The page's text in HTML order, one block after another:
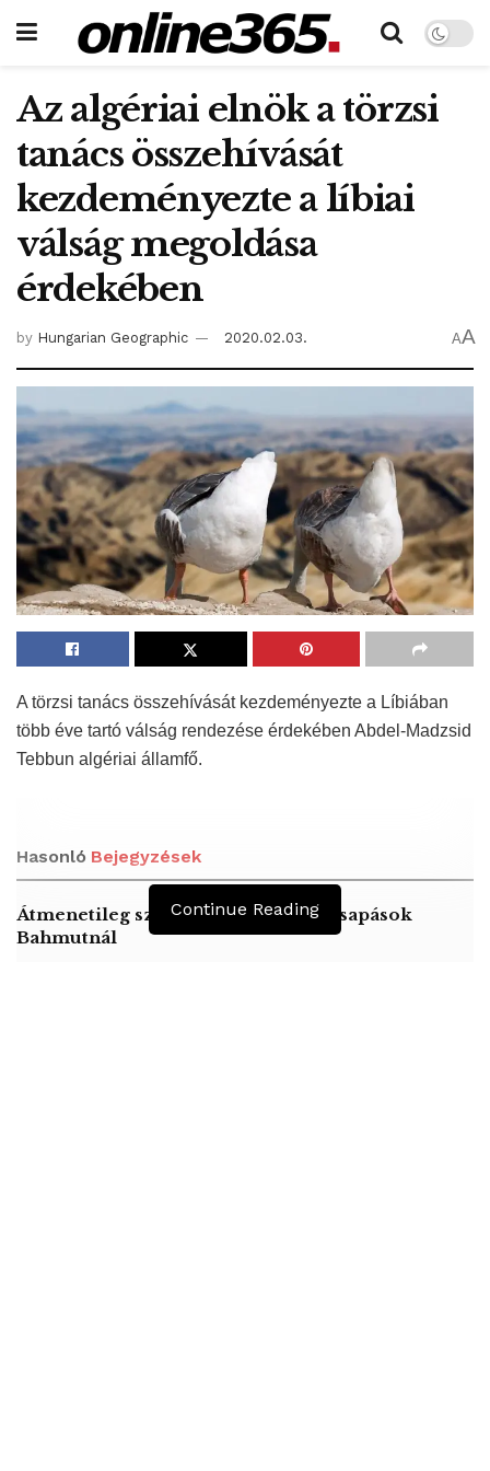
Az algériai elnök a törzsi
tanács összehívását
kezdeményezte a líbiai
válság megoldása
érdekében
by Hungarian Geographic 2020.02.03. AA
A törzsi tanács összehívását kezdeményezte a Líbiában
több éve tartó válság rendezése érdekében Abdel-Madzsid
Tebbun algériai államfő.
Hasonló Bejegyzések
Átmenetileg szünetelnek az összecsapások
Bahmutnál
Continue Reading